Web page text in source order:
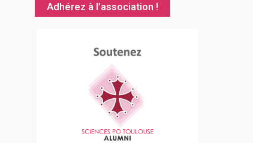
Adhérez à l’association !